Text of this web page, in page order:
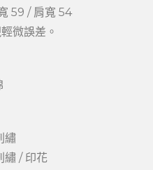
59 / 肩寬 54
微誤差。
繡
繡 / 印花